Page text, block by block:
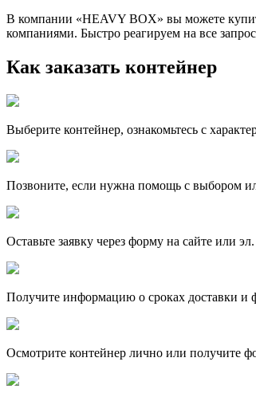
В компании «HEAVY BOX» вы можете
компаниями. Быстро реагируем на все
Как заказать контейнер
Выберите контейнер, ознакомьтесь с
Позвоните, если нужна помощь с выбором
Оставьте заявку через форму на сайте или
Получите информацию о сроках доставки и
Осмотрите контейнер лично или получите